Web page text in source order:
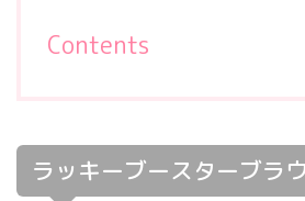
Contents
ラッキーブースターブラ